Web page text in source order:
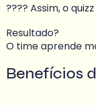
???? Assim, o
Resultado?
O time aprende
Benefícios